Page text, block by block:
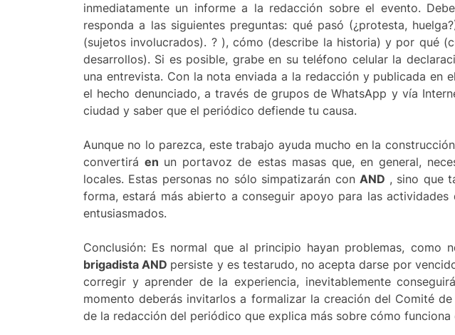
inmediatamente un informe a la redacción sobre el evento.
responda a las siguientes preguntas: qué pasó (¿protesta,
(sujetos involucrados). ? ), cómo (describe la historia) y por qué
desarrollos). Si es posible, grabe en su teléfono celular la
una entrevista. Con la nota enviada a la redacción y publicada en
el hecho denunciado, a través de grupos de WhatsApp y vía
ciudad y saber que el periódico defiende tu causa.
Aunque no lo parezca, este trabajo ayuda mucho en la
convertiráen un portavoz de estas masas que, en general,
locales. Estas personas no sólo simpatizarán conAND , sino que
forma, estará más abierto a conseguir apoyo para las
entusiasmados.
Conclusión: Es normal que al principio hayan problemas,
brigadista AND persiste y es testarudo, no acepta darse por
corregir y aprender de la experiencia, inevitablemente
momento deberás invitarlos a formalizar la creación del Comité
de la redacción del periódico que explica más sobre cómo